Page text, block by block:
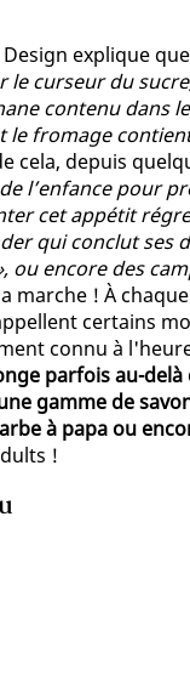
explique
le curseur du
contenu dans
fromage
cela, depuis
l’enfance pour
cet appétit
qui conclut ses
ou encore des
marche ! À
certains
connu à
parfois au-
gamme de
à papa ou
!